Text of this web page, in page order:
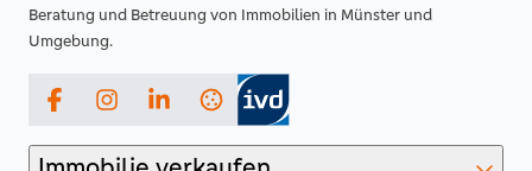
Beratung und Betreuung von Immobilien in Münster und
Umgebung.
FacebookInstagramLinkedIn